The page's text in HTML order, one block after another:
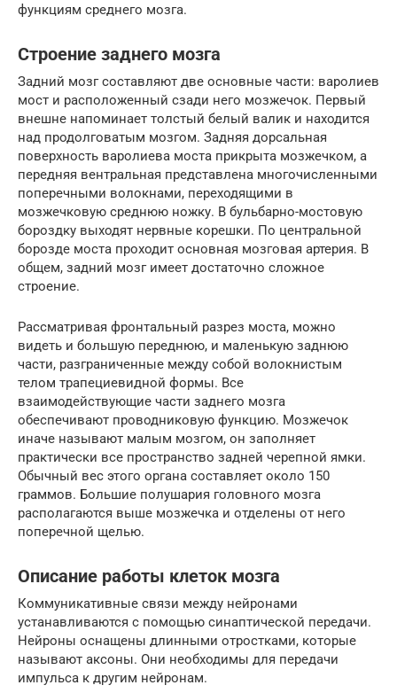
функциям среднего мозга.
Строение заднего мозга
Задний мозг составляют две основные части: варолиев
мост и расположенный сзади него мозжечок. Первый
внешне напоминает толстый белый валик и находится
над продолговатым мозгом. Задняя дорсальная
поверхность варолиева моста прикрыта мозжечком, а
передняя вентральная представлена многочисленными
поперечными волокнами, переходящими в
мозжечковую среднюю ножку. В бульбарно-мостовую
бороздку выходят нервные корешки. По центральной
борозде моста проходит основная мозговая артерия. В
общем, задний мозг имеет достаточно сложное
строение.
Рассматривая фронтальный разрез моста, можно
видеть и большую переднюю, и маленькую заднюю
части, разграниченные между собой волокнистым
телом трапециевидной формы. Все
взаимодействующие части заднего мозга
обеспечивают проводниковую функцию. Мозжечок
иначе называют малым мозгом, он заполняет
практически все пространство задней черепной ямки.
Обычный вес этого органа составляет около 150
граммов. Большие полушария головного мозга
располагаются выше мозжечка и отделены от него
поперечной щелью.
Описание работы клеток мозга
Коммуникативные связи между нейронами
устанавливаются с помощью синаптической передачи.
Нейроны оснащены длинными отростками, которые
называют аксоны. Они необходимы для передачи
импульса к другим нейронам.